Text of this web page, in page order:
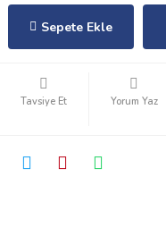
Sepete Ekle
Tavsiye Et Yorum Yaz